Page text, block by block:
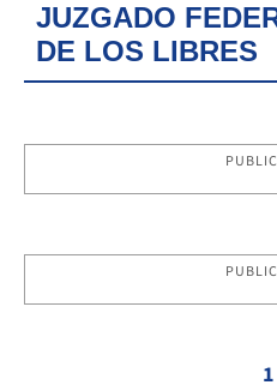
JUZGADO
DE LOS LIBRES
1